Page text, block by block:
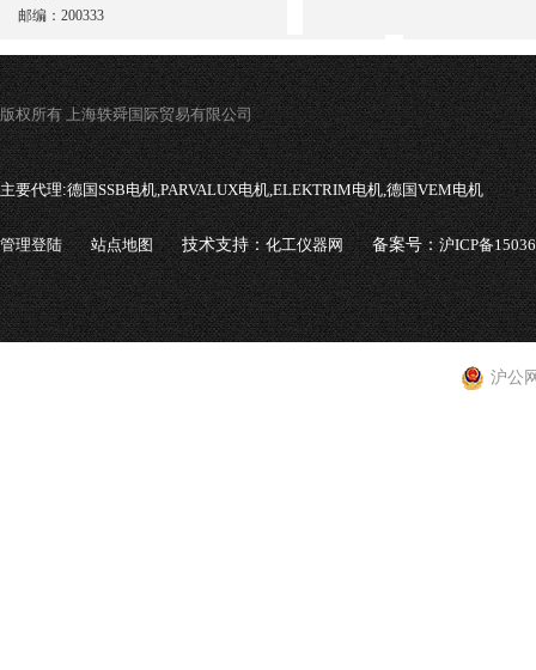
邮编：200333
版权所有 上海轶舜国际贸易有限公司
主要代理:德国SSB电机,PARVALUX电机,ELEKTRIM电机,德国VEM电机
管理登陆 站点地图 技术支持：化工仪器网 备案号：沪ICP备
沪公